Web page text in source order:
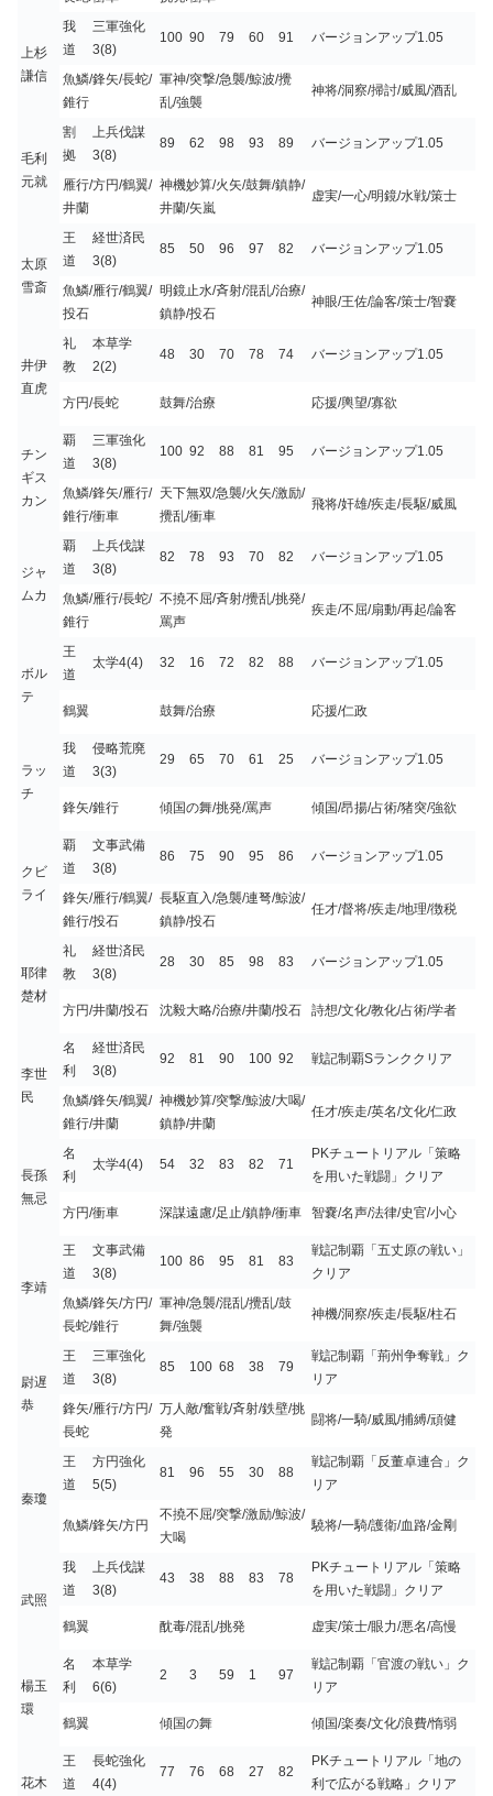
上杉
謙信
我
道
三軍強化
3(8)
100 90 79 60 91 バージョンアップ1.05
魚鱗/鋒矢/長蛇/
錐行
軍神/突撃/急襲/鯨波/攪
乱/強襲
神将/洞察/掃討/威風/酒乱
毛利
元就
割
拠
上兵伐謀
3(8)
89 62 98 93 89 バージョンアップ1.05
雁行/方円/鶴翼/
井蘭
神機妙算/火矢/鼓舞/鎮静/
井蘭/矢嵐
虚実/一心/明鏡/水戦/策士
太原
雪斎
王
道
経世済民
3(8)
85 50 96 97 82 バージョンアップ1.05
魚鱗/雁行/鶴翼/
投石
明鏡止水/斉射/混乱/治療/
鎮静/投石
神眼/王佐/論客/策士/智嚢
井伊
直虎
礼
教
本草学
2(2)
48 30 70 78 74 バージョンアップ1.05
方円/長蛇 鼓舞/治療 応援/輿望/寡欲
チン
ギス
カン
覇
道
三軍強化
3(8)
100 92 88 81 95 バージョンアップ1.05
魚鱗/鋒矢/雁行/
錐行/衝車
天下無双/急襲/火矢/激励/
攪乱/衝車
飛将/奸雄/疾走/長駆/威風
ジャ
ムカ
覇
道
上兵伐謀
3(8)
82 78 93 70 82 バージョンアップ1.05
魚鱗/雁行/長蛇/
錐行
不撓不屈/斉射/攪乱/挑発/
罵声
疾走/不屈/扇動/再起/論客
ボル
テ
王
道
太学4(4) 32 16 72 82 88 バージョンアップ1.05
鶴翼 鼓舞/治療 応援/仁政
ラッ
チ
我
道
侵略荒廃
3(3)
29 65 70 61 25 バージョンアップ1.05
鋒矢/錐行 傾国の舞/挑発/罵声 傾国/昂揚/占術/猪突/強欲
クビ
ライ
覇
道
文事武備
3(8)
86 75 90 95 86 バージョンアップ1.05
鋒矢/雁行/鶴翼/
錐行/投石
長駆直入/急襲/連弩/鯨波/
鎮静/投石
任才/督将/疾走/地理/徴税
耶律
楚材
礼
教
経世済民
3(8)
28 30 85 98 83 バージョンアップ1.05
方円/井蘭/投石 沈毅大略/治療/井蘭/投石 詩想/文化/教化/占術/学者
李世
民
名
利
経世済民
3(8)
92 81 90 100 92 戦記制覇Sランククリア
魚鱗/鋒矢/鶴翼/
錐行/井蘭
神機妙算/突撃/鯨波/大喝/
鎮静/井蘭
任才/疾走/英名/文化/仁政
長孫
無忌
名
利
太学4(4) 54 32 83 82 71
PKチュートリアル「策略
を用いた戦闘」クリア
方円/衝車 深謀遠慮/足止/鎮静/衝車 智嚢/名声/法律/史官/小心
李靖
王
道
文事武備
3(8)
100 86 95 81 83
戦記制覇「五丈原の戦い」
クリア
魚鱗/鋒矢/方円/
長蛇/錐行
軍神/急襲/混乱/攪乱/鼓
舞/強襲
神機/洞察/疾走/長駆/柱石
尉遅
恭
王
道
三軍強化
3(8)
85 100 68 38 79
戦記制覇「荊州争奪戦」ク
リア
鋒矢/雁行/方円/
長蛇
万人敵/奮戦/斉射/鉄壁/挑
発
闘将/一騎/威風/捕縛/頑健
秦瓊
王
道
方円強化
5(5)
81 96 55 30 88
戦記制覇「反董卓連合」ク
リア
魚鱗/鋒矢/方円
不撓不屈/突撃/激励/鯨波/
大喝
驍将/一騎/護衛/血路/金剛
武照
我
道
上兵伐謀
3(8)
43 38 88 83 78
PKチュートリアル「策略
を用いた戦闘」クリア
鶴翼 酖毒/混乱/挑発 虚実/策士/眼力/悪名/高慢
楊玉
環
名
利
本草学
6(6)
2 3 59 1 97
戦記制覇「官渡の戦い」ク
リア
鶴翼 傾国の舞 傾国/楽奏/文化/浪費/惰弱
花木
王
道
長蛇強化
4(4)
77 76 68 27 82
PKチュートリアル「地の
利で広がる戦略」クリア